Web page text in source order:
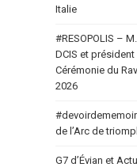
Italie
#RESOPOLIS –
DCIS et président
Cérémonie du
2026
de l’Arc de
G7 d’Évian et